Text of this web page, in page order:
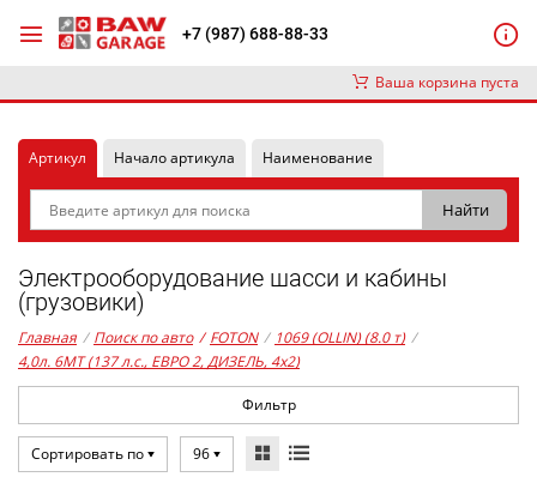
+7 (987) 688-88-33
Ваша корзина пуста
Артикул Начало артикула Наименование
Электрооборудование шасси и кабины
(грузовики)
Главная / Поиск по авто / FOTON / 1069 (OLLIN) (8.0 т) /
4,0л. 6MT (137 л.с., ЕВРО 2, ДИЗЕЛЬ, 4x2)
Фильтр
Сортировать по 96